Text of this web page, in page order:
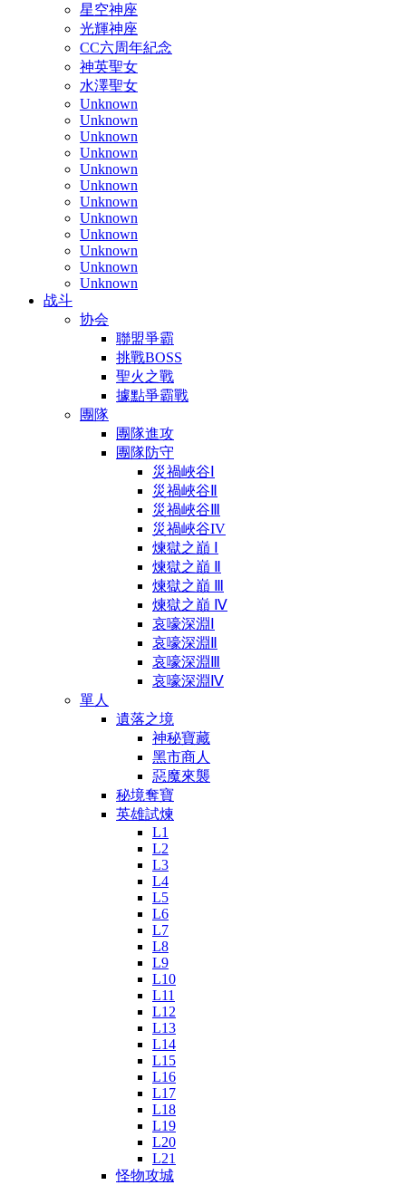
星空神座
光輝神座
CC六周年紀念
神英聖女
水澤聖女
Unknown
Unknown
Unknown
Unknown
Unknown
Unknown
Unknown
Unknown
Unknown
Unknown
Unknown
Unknown
战斗
协会
聯盟爭霸
挑戰BOSS
聖火之戰
據點爭霸戰
團隊
團隊進攻
團隊防守
災禍峽谷Ⅰ
災禍峽谷Ⅱ
災禍峽谷Ⅲ
災禍峽谷IV
煉獄之巔 Ⅰ
煉獄之巔 Ⅱ
煉獄之巔 Ⅲ
煉獄之巔 Ⅳ
哀嚎深淵Ⅰ
哀嚎深淵Ⅱ
哀嚎深淵Ⅲ
哀嚎深淵Ⅳ
單人
遺落之境
神秘寶藏
黑市商人
惡魔來襲
秘境奪寶
英雄試煉
L1
L2
L3
L4
L5
L6
L7
L8
L9
L10
L11
L12
L13
L14
L15
L16
L17
L18
L19
L20
L21
怪物攻城